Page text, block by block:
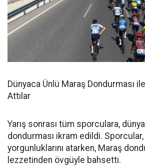
Dünyaca Ünlü Maraş Dondurması
Attılar
Yarış sonrası tüm sporculara,
dondurması ikram edildi. Sporcular,
yorgunluklarını atarken, Maraş
lezzetinden övgüyle bahsetti.